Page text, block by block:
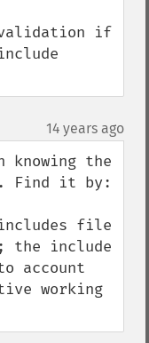
validation if
14 years ago
knowing the
Find it by:
file
the include
account
working